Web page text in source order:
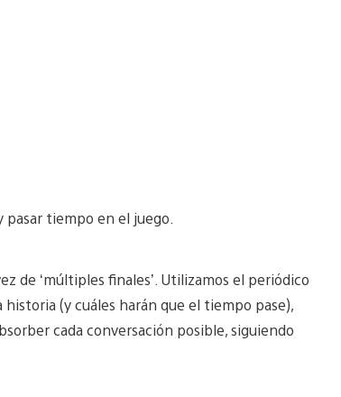
pasar tiempo en el juego.
de ‘múltiples finales’. Utilizamos el periódico
(y cuáles harán que el tiempo pase),
cada conversación posible, siguiendo